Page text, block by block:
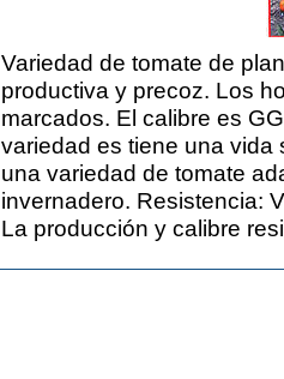
Variedad de tomate de
productiva y precoz. Los
marcados. El calibre es
variedad es tiene una vida
una variedad de tomate
invernadero. Resistencia:
La producción y calibre